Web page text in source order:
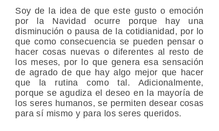
Soy de la idea de que este gusto o emoción
por la Navidad ocurre porque hay una
disminución o pausa de la cotidianidad, por lo
que como consecuencia se pueden pensar o
hacer cosas nuevas o diferentes al resto de
los meses, por lo que genera esa sensación
de agrado de que hay algo mejor que hacer
que la rutina como tal. Adicionalmente,
porque se agudiza el deseo en la mayoría de
los seres humanos, se permiten desear cosas
para sí mismo y para los seres queridos.